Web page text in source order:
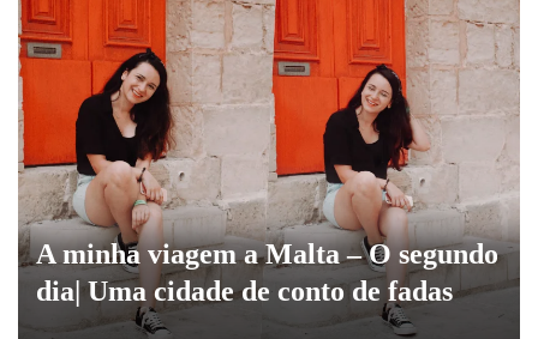
A minha viagem a Malta – O segundo
dia| Uma cidade de conto de fadas